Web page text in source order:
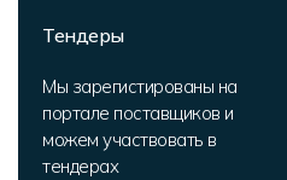
Тендеры
Мы зарегистированы на
портале поставщиков и
можем участвовать в
тендерах